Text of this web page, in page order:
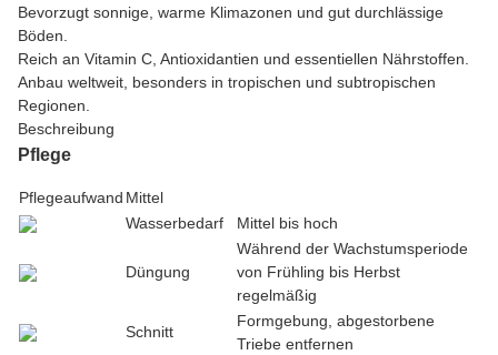
Bevorzugt sonnige, warme Klimazonen und gut durchlässige
Böden.
Reich an Vitamin C, Antioxidantien und essentiellen Nährstoffen.
Anbau weltweit, besonders in tropischen und subtropischen
Regionen.
Beschreibung
Pflege
Pflegeaufwand Mittel
Wasserbedarf
Mittel bis hoch
Düngung
Während der Wachstumsperiode
von Frühling bis Herbst
regelmäßig
Schnitt
Formgebung, abgestorbene
Triebe entfernen